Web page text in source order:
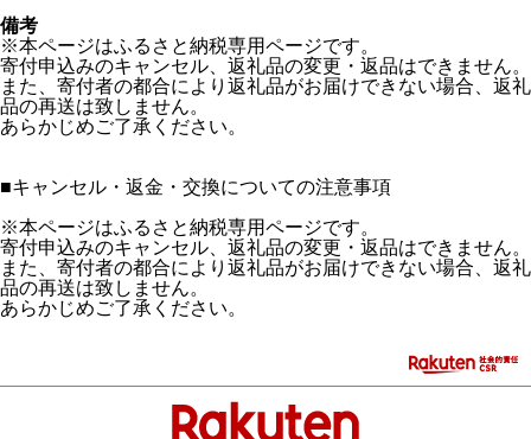
備考
※本ページはふるさと納税専用ページです。
寄付申込みのキャンセル、返礼品の変更・返品はできません。
また、寄付者の都合により返礼品がお届けできない場合、返礼
品の再送は致しません。
あらかじめご了承ください。
■キャンセル・返金・交換についての注意事項
※本ページはふるさと納税専用ページです。
寄付申込みのキャンセル、返礼品の変更・返品はできません。
また、寄付者の都合により返礼品がお届けできない場合、返礼
品の再送は致しません。
あらかじめご了承ください。